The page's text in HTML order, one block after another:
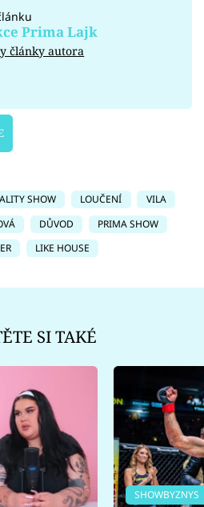
Prima Lajk
články autora
SHOW LOUČENÍ
VILA
DŮVOD
PRIMA SHOW
LIKE HOUSE
SI TAKÉ
SHOWBYZNYS